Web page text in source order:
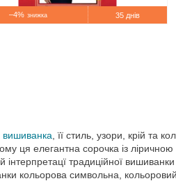
–4% 35 днів
вишиванка , її стиль, узори, крій та
ця елегантна сорочка із ліричною
інтерпретацї традиційної
кольорова символьна,